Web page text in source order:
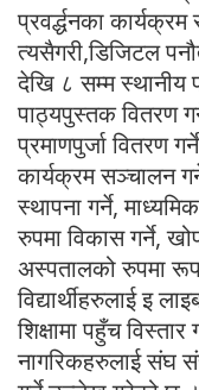
प्रवर्द्धनका
त्यसैगरी,डिजिटल
देखि ८ सम्म स्थानीय
पाठ्यपुस्तक वितरण
प्रमाणपुर्जा वितरण
कार्यक्रम सञ्चालन
स्थापना गर्ने,
रुपमा विकास गर्ने,
अस्पतालको रुपमा
विद्यार्थीहरुलाई इ
शिक्षामा पहुँच
नागरिकहरुलाई संघ